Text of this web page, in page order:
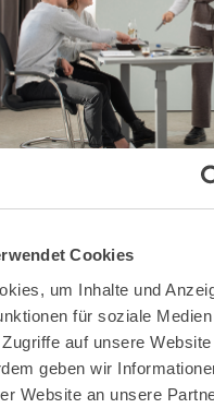
Cookies
um Inhalte und
für soziale
auf unsere
geben wir
Website an unsere
Kollektion